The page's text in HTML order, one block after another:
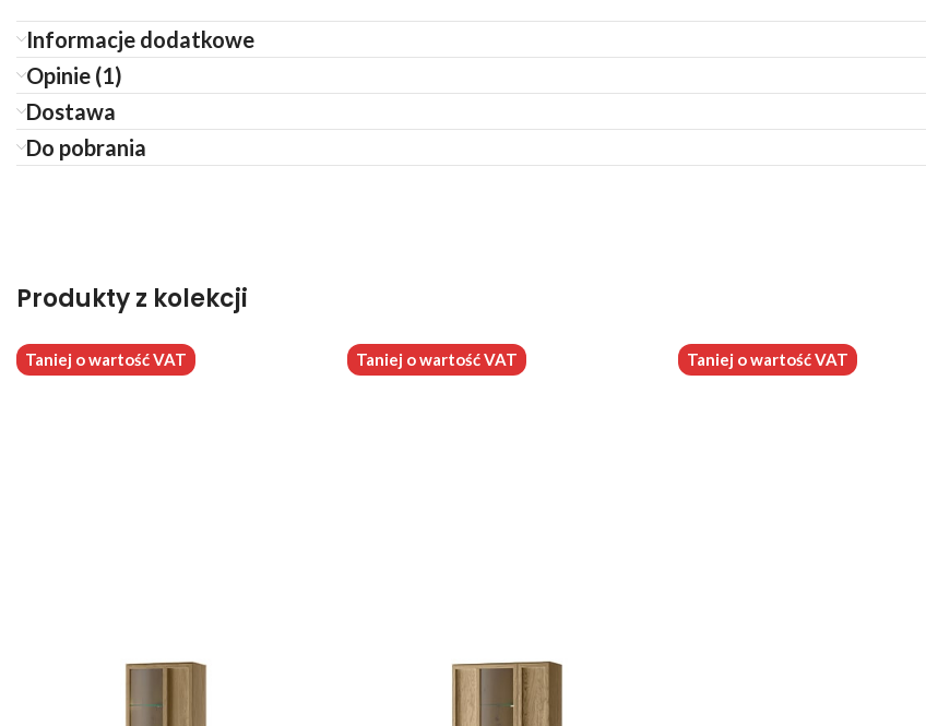
Informacje dodatkowe
Opinie (1)
Dostawa
Do pobrania
Produkty z kolekcji
Taniej o wartość VAT Taniej o wartość VAT Taniej o wartość VAT